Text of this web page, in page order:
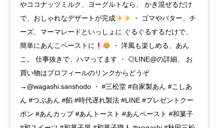
やココナッツミルク、ヨーグルトなら、 かき混ぜるだけ
で、おしゃれなデザートが完成
・ ゴマやバター、チ
ーズ、マーマレードといっしょに ぐるぐるするだけで、
簡単にあんこペーストに
・ 洋風も楽しめる、あん
こ。 仕事抜きで、ハマってます ・ ◎LINE@の詳細、 お
買い物はプロフィールのリンクからどうぞ
→@wagashi.sanshodo ・ #三松堂 #自家製あん #こしあ
ん #つぶあん #餡 #時代遅れ製法 #LINE #プレゼントクー
ポン #あんカップ #あんトースト #あんペースト #和菓子